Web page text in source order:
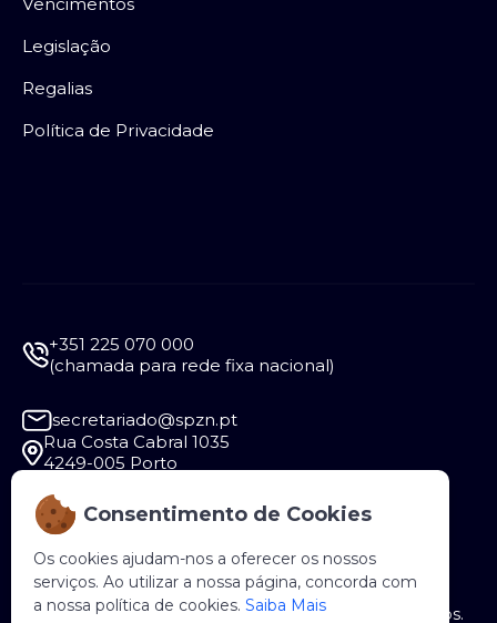
Consentimento de Cookies
Os cookies ajudam-nos a oferecer os nossos
serviços. Ao utilizar a nossa página, concorda com
a nossa política de cookies. Saiba Mais
Legislação
Regalias
Política de Privacidade
+351 225 070 000
(chamada para rede fixa nacional)
secretariado@spzn.pt
Rua Costa Cabral 1035
4249-005 Porto
Segunda a Sexta - 9:30 às 12:30 e das 14:00 às
18:00
Copyright © 2026 SPZN. Todos os direitos reservados.